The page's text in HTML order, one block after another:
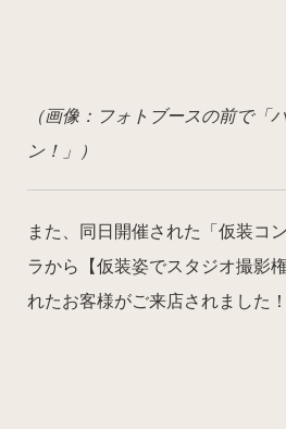
（画像：フォトブースの前で「
ン！」）
また、同日開催された「仮装コ
ラから【仮装姿でスタジオ撮影
れたお客様がご来店されました！